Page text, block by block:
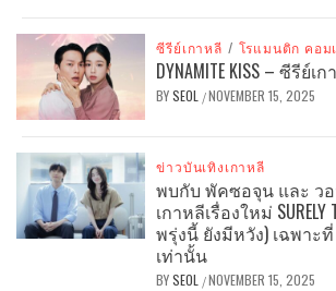
ซีรีย์เกาหลี / โรแมนติก คอม
DYNAMITE KISS – ซีรีย์เ
BYSEOL /NOVEMBER 15, 2025
ข่าวบันเทิงเกาหลี
พบกับ พัคซอจุน และ ว
เกาหลีเรื่องใหม่ SURELY
พรุ่งนี้ ยังมีหวัง) เฉพาะที่
เท่านั้น
BYSEOL /NOVEMBER 15, 2025